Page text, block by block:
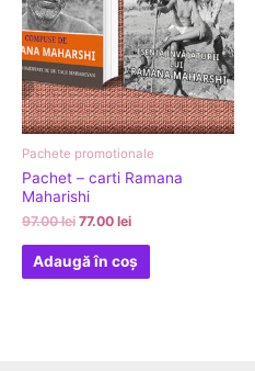
Pachete promotionale
Pachet – carti Ramana
Maharishi
97.00lei 77.00 lei
Adaugă în coș